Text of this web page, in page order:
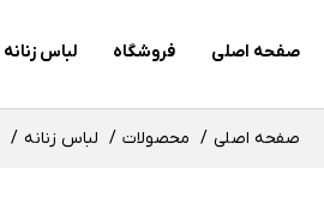
صفحه اصلی فروشگاه لباس زنانه
صفحه اصلی محصولات لباس زنانه